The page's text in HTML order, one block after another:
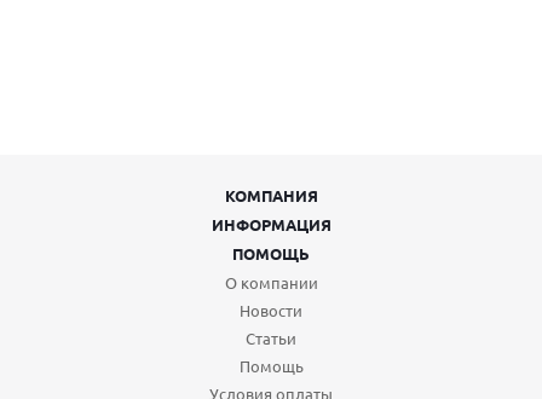
КОМПАНИЯ
ИНФОРМАЦИЯ
ПОМОЩЬ
О компании
Новости
Статьи
Помощь
Условия оплаты